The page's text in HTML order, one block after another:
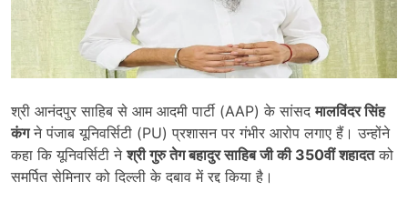
श्री आनंदपुर साहिब से आम आदमी पार्टी (AAP) के सांसदमालविंदर सिंह
कंगने पंजाब यूनिवर्सिटी (PU) प्रशासन पर गंभीर आरोप लगाए हैं। उन्होंने
कहा कि यूनिवर्सिटी नेश्री गुरु तेग बहादुर साहिब जी की 350वीं शहादतको
समर्पित सेमिनार को दिल्ली के दबाव में रद्द किया है।